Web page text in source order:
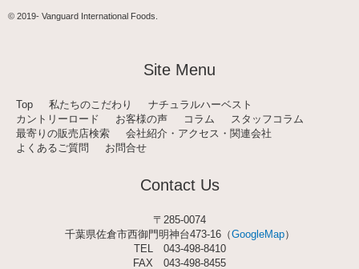
a
m
© 2019- Vanguard International Foods
Site Menu
Top 私たちのこだわり
ナチュラルハーベスト
カントリーロード
お客様の声 コラム
スタッフコラム
最寄りの販売店検索
会社紹介・アクセス・関連会社
よくあるご質問
お問合せ
Contact Us
〒285-0074
千葉県佐倉市西御門明神台473-16（GoogleMap）
TEL 043-498-8410
FAX 043-498-8455